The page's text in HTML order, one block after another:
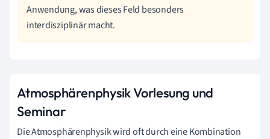
Anwendung, was dieses Feld besonders
interdisziplinär macht.
Atmosphärenphysik Vorlesung und
Seminar
Die Atmosphärenphysik wird oft durch eine Kombination